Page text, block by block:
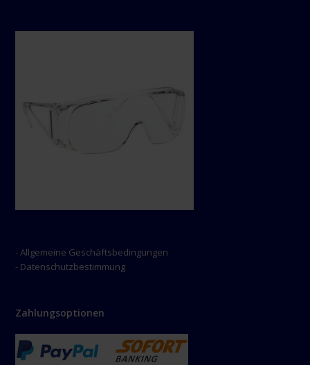
- Allgemeine Geschäftsbedingungen
- Datenschutzbestimmung
Zahlungsoptionen